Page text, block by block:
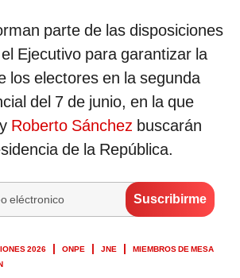
parte de las disposiciones
Ejecutivo para garantizar la
los electores en la segunda
del 7 de junio, en la que
y Roberto Sánchez buscarán
de la República.
2026 ONPE JNE
MIEMBROS DE MESA